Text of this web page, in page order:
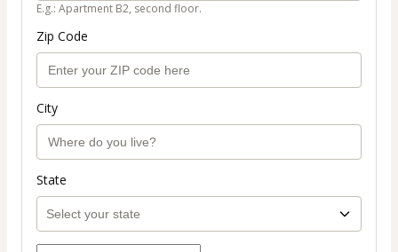
E.g.: Apartment B2, second floor.
Zip Code
City
State